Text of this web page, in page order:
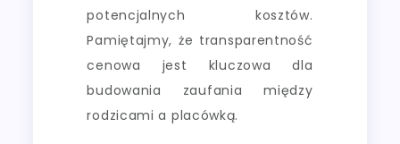
potencjalnych kosztów.
Pamiętajmy, że transparentność
cenowa jest kluczowa dla
budowania zaufania między
rodzicami a placówką.